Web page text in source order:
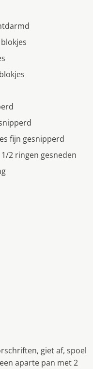
fijn gesnipperd
2 ringen gesneden
giet af, spoel
aparte pan met 2